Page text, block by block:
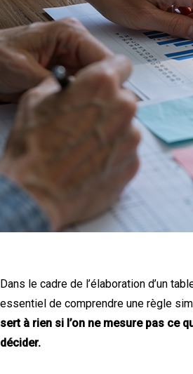
Dans le cadre de l’élaboration d’un
essentiel de comprendre une règle
sert à rien si l’on ne mesure pas ce
décider.